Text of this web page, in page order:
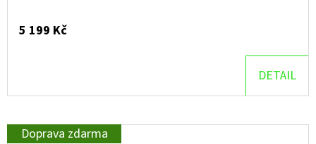
5 199 Kč
DETAIL
Doprava zdarma